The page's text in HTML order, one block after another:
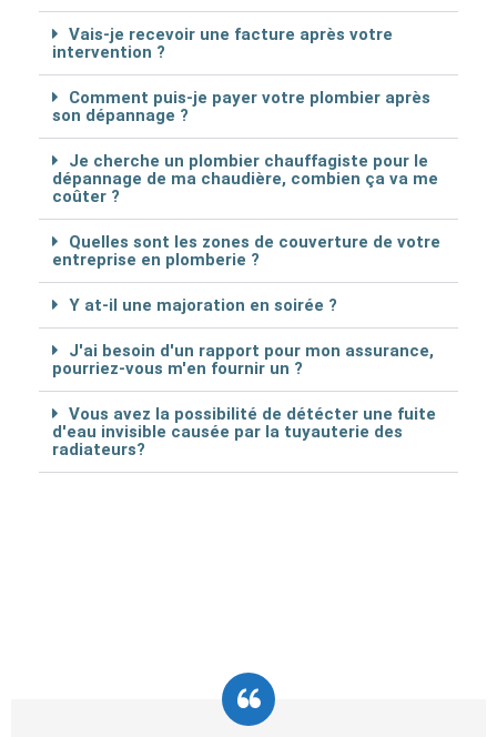
Vais-je recevoir une facture après votre
intervention ?
Comment puis-je payer votre plombier après
son dépannage ?
Je cherche un plombier chauffagiste pour le
dépannage de ma chaudière, combien ça va me
coûter ?
Quelles sont les zones de couverture de votre
entreprise en plomberie ?
Y at-il une majoration en soirée ?
J'ai besoin d'un rapport pour mon assurance,
pourriez-vous m'en fournir un ?
Vous avez la possibilité de détécter une fuite
d'eau invisible causée par la tuyauterie des
radiateurs?